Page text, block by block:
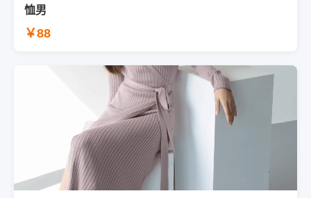
恤男
￥88